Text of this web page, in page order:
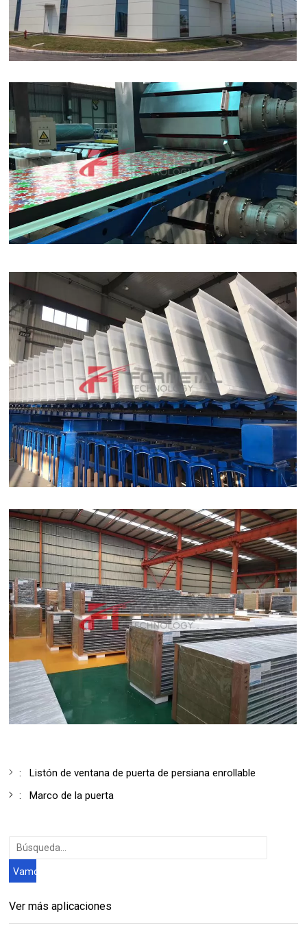
:Listón de ventana de puerta de persiana enrollable
:Marco de la puerta
Ver más aplicaciones